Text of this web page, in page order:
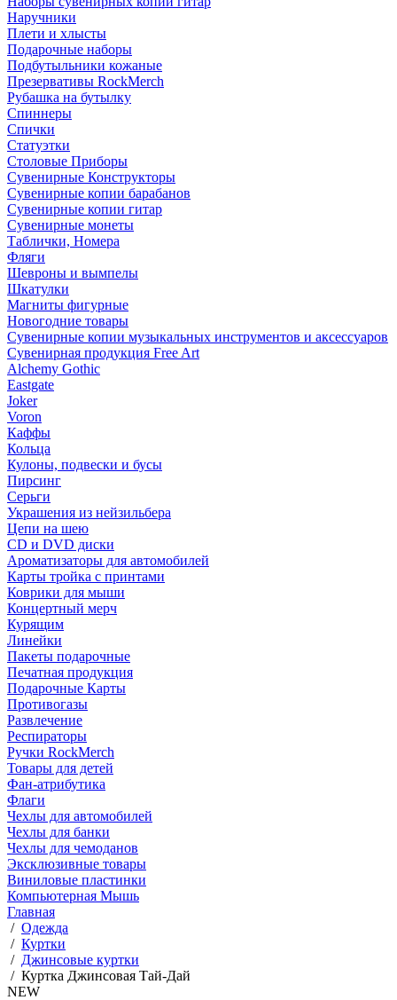
Наручники
Плети и хлысты
Подарочные наборы
Подбутыльники кожаные
Презервативы RockMerch
Рубашка на бутылку
Спиннеры
Спички
Статуэтки
Столовые Приборы
Сувенирные Конструкторы
Сувенирные копии барабанов
Сувенирные копии гитар
Сувенирные монеты
Таблички, Номера
Фляги
Шевроны и вымпелы
Шкатулки
Магниты фигурные
Новогодние товары
Сувенирные копии музыкальных инструментов и аксессуаров
Сувенирная продукция Free Art
Alchemy Gothic
Eastgate
Joker
Voron
Каффы
Кольца
Кулоны, подвески и бусы
Пирсинг
Серьги
Украшения из нейзильбера
Цепи на шею
CD и DVD диски
Ароматизаторы для автомобилей
Карты тройка с принтами
Коврики для мыши
Концертный мерч
Курящим
Линейки
Пакеты подарочные
Печатная продукция
Подарочные Карты
Противогазы
Развлечение
Респираторы
Ручки RockMerch
Товары для детей
Фан-атрибутика
Флаги
Чехлы для автомобилей
Чехлы для банки
Чехлы для чемоданов
Эксклюзивные товары
Виниловые пластинки
Компьютерная Мышь
Главная
/ Одежда
/ Куртки
/ Джинсовые куртки
/ Куртка Джинсовая Тай-Дай
NEW